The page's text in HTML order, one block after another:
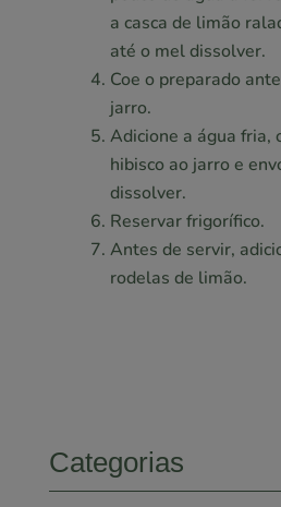
a casca de limão
até o mel dissolver.
Coe o preparado
jarro.
Adicione a água fria,
hibisco ao jarro e
dissolver.
Reservar frigorífico.
Antes de servir,
rodelas de limão.
Categorias